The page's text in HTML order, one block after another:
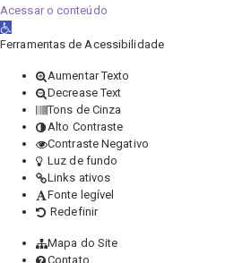
Acessar o conteúdo
Abrir a barra de ferramentas
Ferramentas de Acessibilidade
Aumentar Texto
Decrease Text
Tons de Cinza
Alto Contraste
Contraste Negativo
Luz de fundo
Links ativos
Fonte legível
Redefinir
Mapa do Site
Contato